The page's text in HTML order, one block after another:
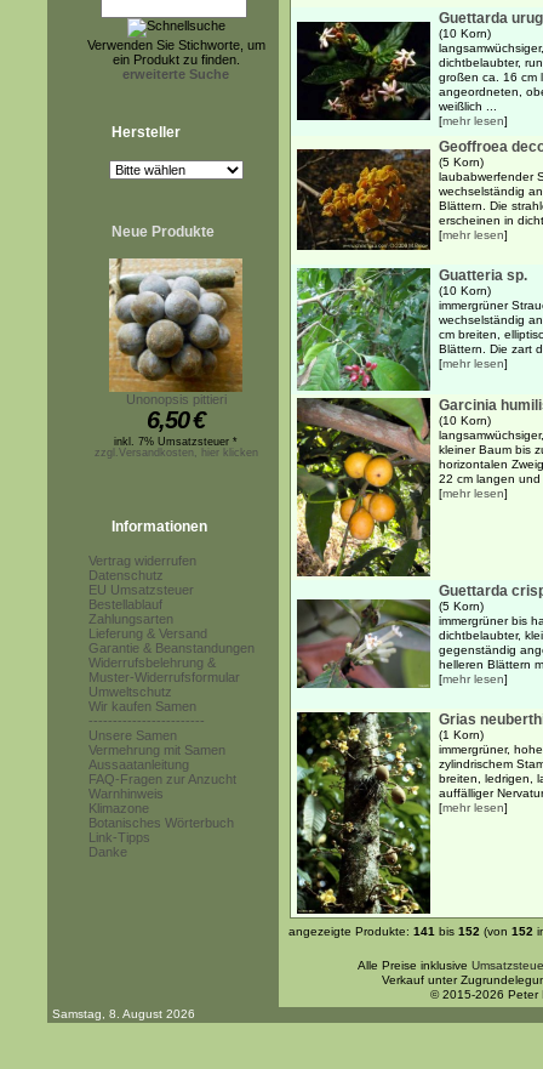
Verwenden Sie Stichworte, um
ein Produkt zu finden.
erweiterte Suche
Hersteller
Neue Produkte
Unonopsis pittieri
6,50€
inkl. 7% Umsatzsteuer *
zzgl.Versandkosten, hier klicken
Informationen
Vertrag widerrufen
Datenschutz
EU Umsatzsteuer
Bestellablauf
Zahlungsarten
Lieferung & Versand
Garantie & Beanstandungen
Widerrufsbelehrung &
Muster-Widerrufsformular
Umweltschutz
Wir kaufen Samen
------------------------
Unsere Samen
Vermehrung mit Samen
Aussaatanleitung
FAQ-Fragen zur Anzucht
Warnhinweis
Klimazone
Botanisches Wörterbuch
Link-Tipps
Danke
Guettarda
(10 Korn)
dichtbelaubter,
großen ca. 16 cm
angeordneten,
weißlich ...
[mehr lesen]
Geoffroea
(5 Korn)
laubabwerfender
wechselständig
Blättern. Die
erscheinen in
[mehr lesen]
Guatteria sp.
(10 Korn)
immergrüner
wechselständig
cm breiten,
Blättern. Die zart
[mehr lesen]
Garcinia
(10 Korn)
kleiner Baum bis
horizontalen
22 cm langen
[mehr lesen]
Guettarda
(5 Korn)
immergrüner bis
dichtbelaubter,
gegenständig
helleren Blättern
[mehr lesen]
Grias
(1 Korn)
immergrüner,
zylindrischem
breiten, ledrigen,
auffälliger
[mehr lesen]
angezeigte Produkte: 141 bis 152 (von 152
Alle Preise inklusive
Verkauf unter
© 2015-2026 Peter
Samstag, 8. August 2026